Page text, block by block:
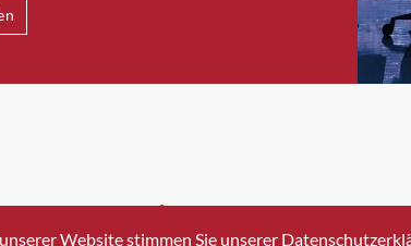
+41 43 336 40 20
Website stimmen Sie unserer